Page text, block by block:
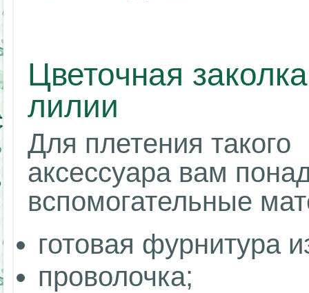
Цветочная
лилии
Для плетения такого
аксессуара вам
вспомогательные
готовая фурнитура
проволочка;